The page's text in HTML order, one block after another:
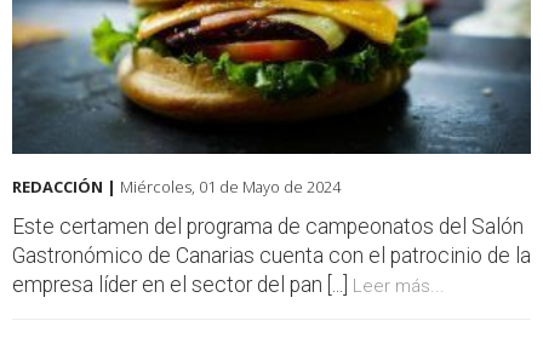
REDACCIÓN | Miércoles, 01 de Mayo de 2024
Este certamen del programa de campeonatos del Salón
Gastronómico de Canarias cuenta con el patrocinio de la
empresa líder en el sector del pan [...]
Leer más...